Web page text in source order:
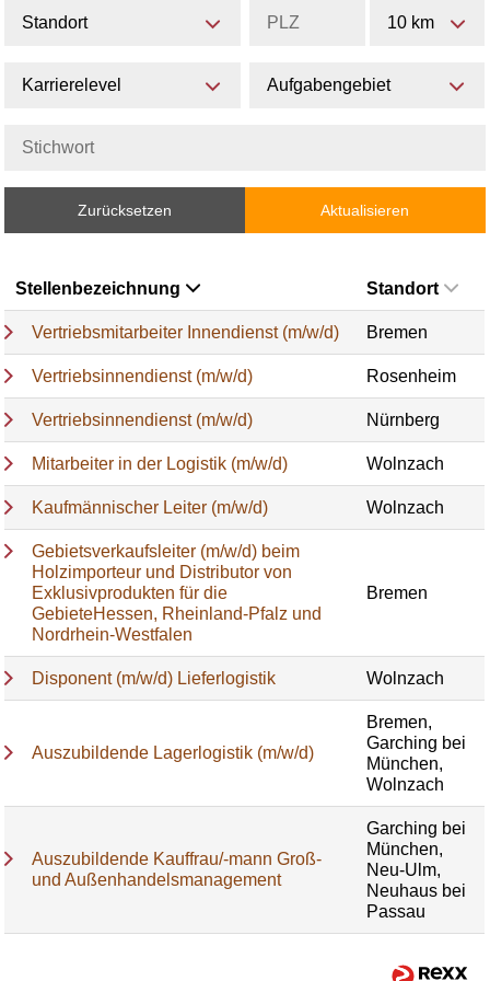
Standort 10 km
Karrierelevel Aufgabengebiet
Zurücksetzen Aktualisieren
Stellenbezeichnung Standort
Vertriebsmitarbeiter Innendienst (m/w/d) Bremen
Vertriebsinnendienst (m/w/d) Rosenheim
Vertriebsinnendienst (m/w/d) Nürnberg
Mitarbeiter in der Logistik (m/w/d) Wolnzach
Kaufmännischer Leiter (m/w/d) Wolnzach
Gebietsverkaufsleiter (m/w/d) beim
Holzimporteur und Distributor von
Exklusivprodukten für die
GebieteHessen, Rheinland-Pfalz und
Nordrhein-Westfalen
Bremen
Disponent (m/w/d) Lieferlogistik Wolnzach
Auszubildende Lagerlogistik (m/w/d)
Bremen,
Garching bei
München,
Wolnzach
Auszubildende Kauffrau/-mann Groß-
und Außenhandelsmanagement
Garching bei
München,
Neu-Ulm,
Neuhaus bei
Passau